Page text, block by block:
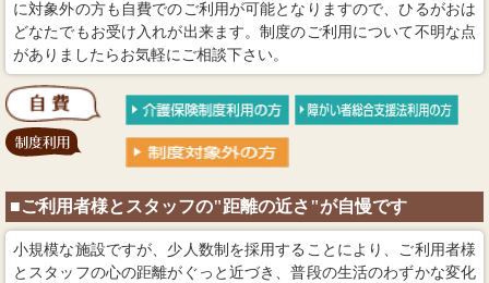
に対象外の方も自費でのご利用が可能となりますので、ひるがおは
どなたでもお受け入れが出来ます。制度のご利用について不明な点
がありましたらお気軽にご相談下さい。
■ご利用者様とスタッフの"距離の近さ"が自慢です
小規模な施設ですが、少人数制を採用することにより、ご利用者様
とスタッフの心の距離がぐっと近づき、普段の生活のわずかな変化